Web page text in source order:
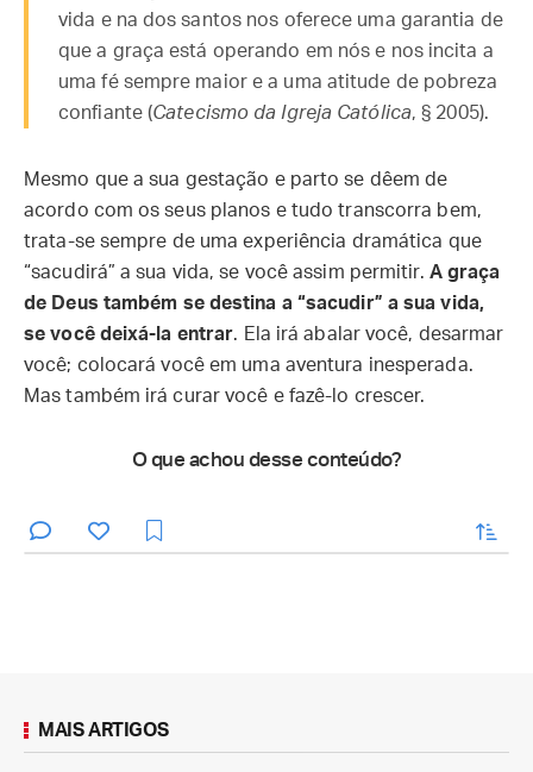
vida e na dos santos nos oferece uma garantia de
que a graça está operando em nós e nos incita a
uma fé sempre maior e a uma atitude de pobreza
confiante (Catecismo da Igreja Católica, § 2005).
Mesmo que a sua gestação e parto se dêem de
acordo com os seus planos e tudo transcorra bem,
trata-se sempre de uma experiência dramática que
“sacudirá” a sua vida, se você assim permitir. A graça
de Deus também se destina a “sacudir” a sua vida,
se você deixá-la entrar. Ela irá abalar você, desarmar
você; colocará você em uma aventura inesperada.
Mas também irá curar você e fazê-lo crescer.
O que achou desse conteúdo?
enviar
MAIS ARTIGOS